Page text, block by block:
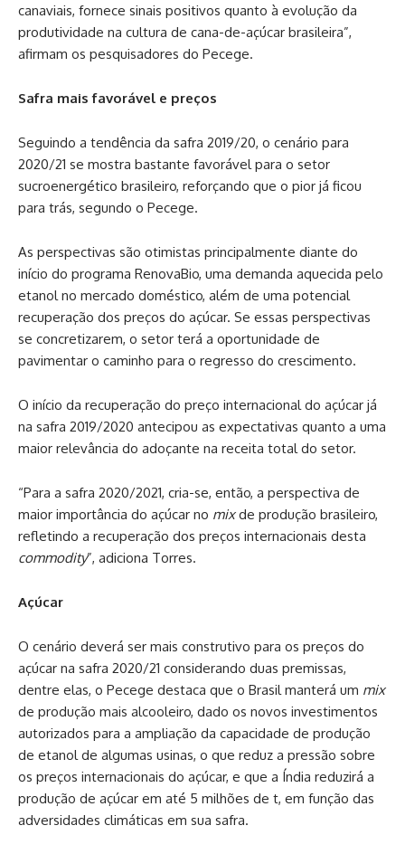
canaviais, fornece sinais positivos quanto à evolução da
produtividade na cultura de cana-de-açúcar brasileira”,
afirmam os pesquisadores do Pecege.
Safra mais favorável e preços
Seguindo a tendência da safra 2019/20, o cenário para
2020/21 se mostra bastante favorável para o setor
sucroenergético brasileiro, reforçando que o pior já ficou
para trás, segundo o Pecege.
As perspectivas são otimistas principalmente diante do
início do programa RenovaBio, uma demanda aquecida pelo
etanol no mercado doméstico, além de uma potencial
recuperação dos preços do açúcar. Se essas perspectivas
se concretizarem, o setor terá a oportunidade de
pavimentar o caminho para o regresso do crescimento.
O início da recuperação do preço internacional do açúcar já
na safra 2019/2020 antecipou as expectativas quanto a uma
maior relevância do adoçante na receita total do setor.
“Para a safra 2020/2021, cria-se, então, a perspectiva de
maior importância do açúcar no mixde produção brasileiro,
refletindo a recuperação dos preços internacionais desta
commodity”, adiciona Torres.
Açúcar
O cenário deverá ser mais construtivo para os preços do
açúcar na safra 2020/21 considerando duas premissas,
dentre elas, o Pecege destaca que o Brasil manterá um mix
de produção mais alcooleiro, dado os novos investimentos
autorizados para a ampliação da capacidade de produção
de etanol de algumas usinas, o que reduz a pressão sobre
os preços internacionais do açúcar, e que a Índia reduzirá a
produção de açúcar em até 5 milhões de t, em função das
adversidades climáticas em sua safra.